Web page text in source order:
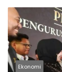
Ekonomi